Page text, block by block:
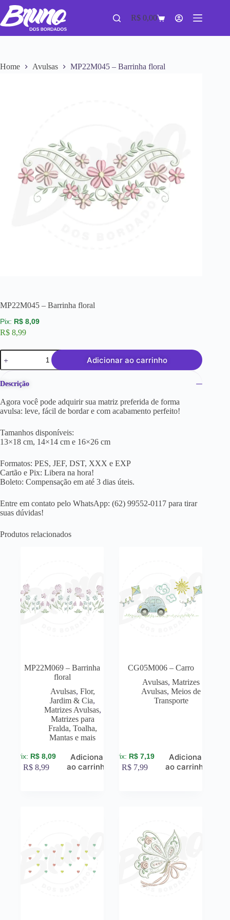
R$ 0,00
Home Avulsas MP22M045 – Barrinha floral
MP22M045 – Barrinha floral
R$ 8,09
R$ 8,99
Adicionar ao carrinho
Descrição
Agora você pode adquirir sua matriz preferida de forma
avulsa: leve, fácil de bordar e com acabamento perfeito!
Tamanhos disponíveis:
13×18 cm, 14×14 cm e 16×26 cm
Formatos: PES, JEF, DST, XXX e EXP
Cartão e Pix: Libera na hora!
Boleto: Compensação em até 3 dias úteis.
Entre em contato pelo WhatsApp: (62) 99552-0117 para tirar
suas dúvidas!
Produtos relacionados
MP22M069 – Barrinha
floral
Avulsas, Flor,
Jardim & Cia,
Matrizes Avulsas,
Matrizes para
Fralda, Toalha,
Mantas e mais
R$ 8,09
R$ 8,99
Adicionar
ao carrinho
CG05M006 – Carro
Avulsas,Matrizes
Avulsas,Meios de
Transporte
R$ 7,19
R$ 7,99
Adicionar
ao carrinho